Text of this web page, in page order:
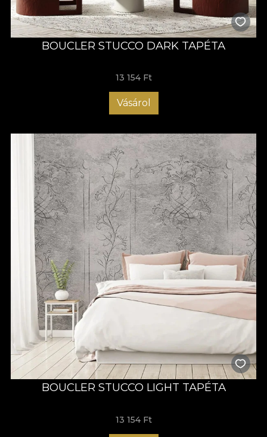
BOUCLER STUCCO DARK TAPÉTA
13 154 Ft
Vásárol
BOUCLER STUCCO LIGHT TAPÉTA
13 154 Ft